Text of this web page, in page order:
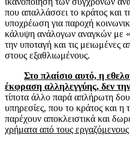
που απαλλάσσει το κράτος και
υποχρέωση για παροχή
κάλυψη ανάλογων αναγκών με
την υποταγή και τις μειωμένες
στους εξαθλιωμένους.
Στο πλαίσιο αυτό, η
έκφραση αλληλεγγύης, δεν
τίποτα άλλο παρά απλήρωτη
υπηρεσίες, που το κράτος και η
παρέχουν αποκλειστικά και
χρήματα από τους